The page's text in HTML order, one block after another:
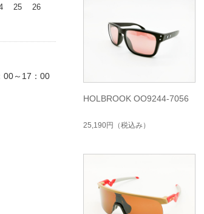
HOLBROOK OO9244-7056
25,190円 （税込み）
25 26
00～17：00